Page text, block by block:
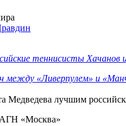
теннисисты Хачанов
между «Ливерпулем» и
Медведева лучшим
«Москва»